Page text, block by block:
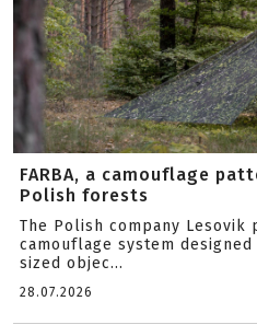
FARBA, a camouflage
Polish forests
The Polish company Lesovik
camouflage system
sized objec...
28.07.2026